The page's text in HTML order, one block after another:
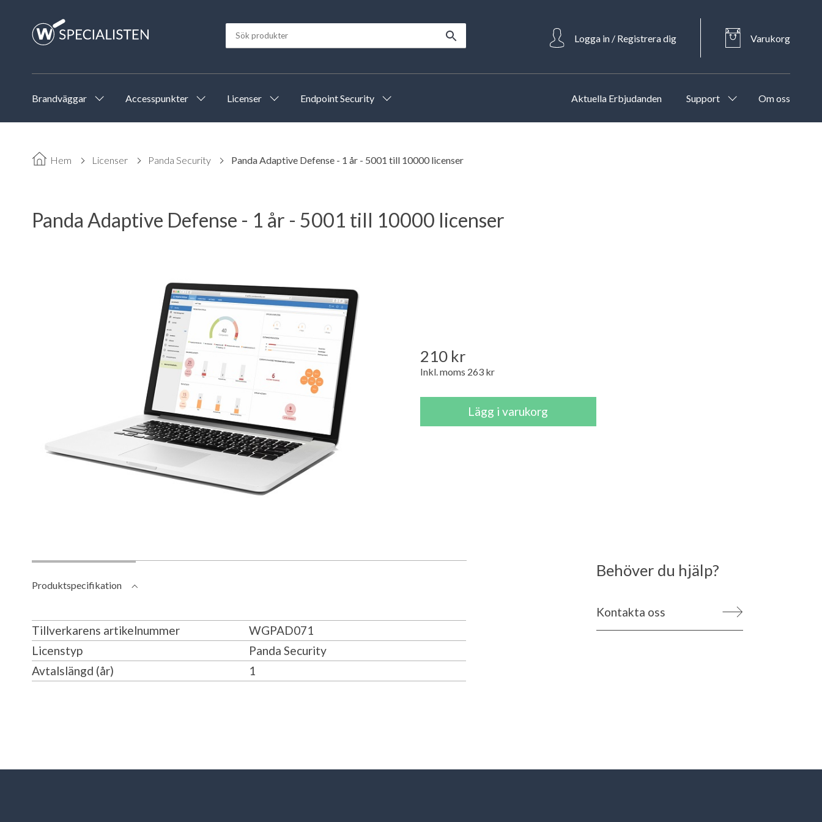
Logga in / Registrera dig Varukorg
Brandväggar Accesspunkter Licenser Endpoint Security Aktuella Erbjudanden Support Om oss
Hem Licenser Panda Security Panda Adaptive Defense - 1 år - 5001 till 10000 licenser
Panda Adaptive Defense - 1 år - 5001 till 10000 licenser
210 kr
Inkl. moms 263 kr
Produktspecifikation
Tillverkarens artikelnummer
WGPAD071
Licenstyp
Panda Security
Avtalslängd (år)
1
Behöver du hjälp?
Kontakta oss